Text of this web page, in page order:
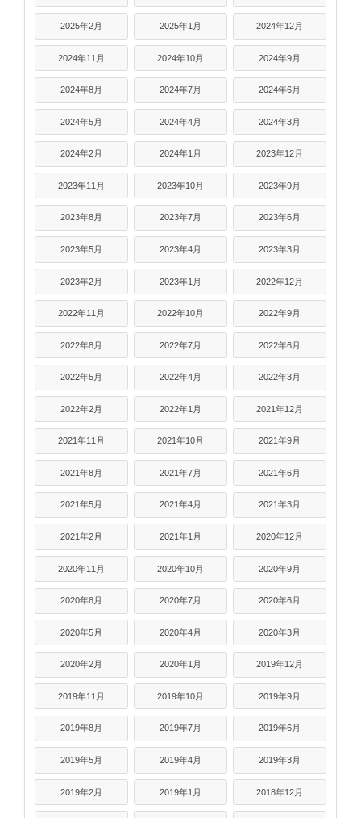
2025年2月 2025年1月 2024年12月
2024年11月 2024年10月 2024年9月
2024年8月 2024年7月 2024年6月
2024年5月 2024年4月 2024年3月
2024年2月 2024年1月 2023年12月
2023年11月 2023年10月 2023年9月
2023年8月 2023年7月 2023年6月
2023年5月 2023年4月 2023年3月
2023年2月 2023年1月 2022年12月
2022年11月 2022年10月 2022年9月
2022年8月 2022年7月 2022年6月
2022年5月 2022年4月 2022年3月
2022年2月 2022年1月 2021年12月
2021年11月 2021年10月 2021年9月
2021年8月 2021年7月 2021年6月
2021年5月 2021年4月 2021年3月
2021年2月 2021年1月 2020年12月
2020年11月 2020年10月 2020年9月
2020年8月 2020年7月 2020年6月
2020年5月 2020年4月 2020年3月
2020年2月 2020年1月 2019年12月
2019年11月 2019年10月 2019年9月
2019年8月 2019年7月 2019年6月
2019年5月 2019年4月 2019年3月
2019年2月 2019年1月 2018年12月